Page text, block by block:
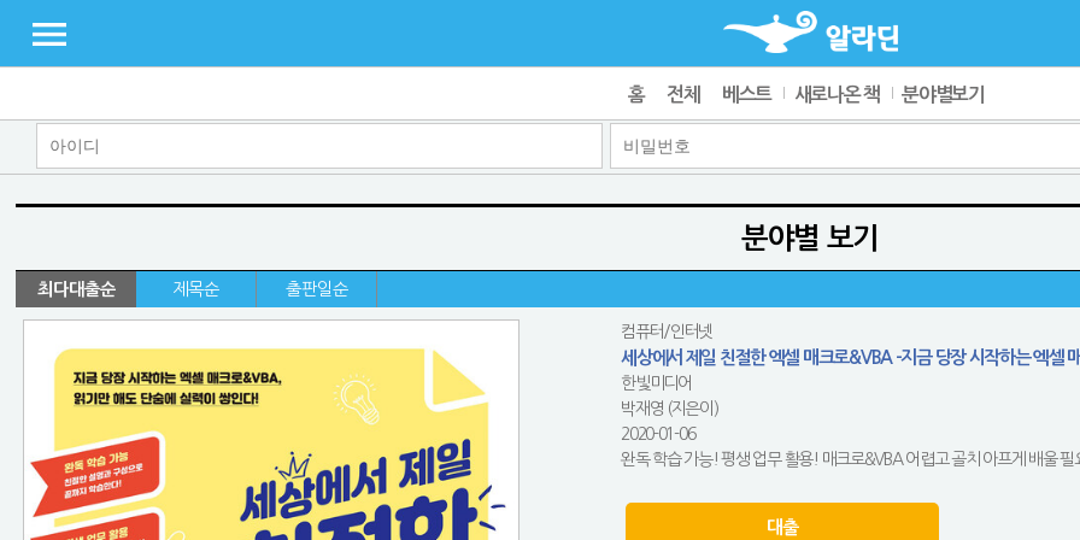
홈 전체 베스트 새로나온 책 분야별보기
분야별 보기
최다대출순 제목순 출판일순
컴퓨터/인터넷
세상에서 제일 친절한 엑셀 매크로&VBA -지금 당장 시작하는 엑셀
한빛미디어
박재영 (지은이)
2020-01-06
완독 학습 가능! 평생 업무 활용! 매크로&VBA 어렵고 골치 아프게 배울
대출